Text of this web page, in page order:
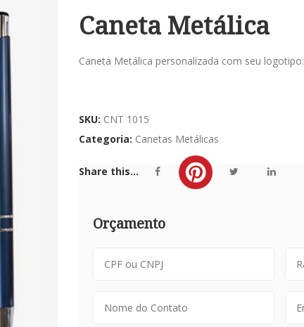
Caneta Metálica
Caneta Metálica personalizada com seu logotipo.
SKU: CNT 1015
Categoria: Canetas Metálicas
Share this...
Orçamento